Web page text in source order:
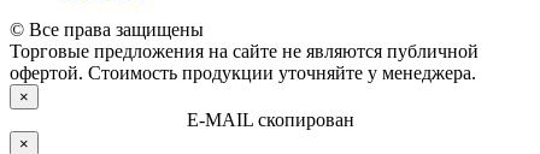
© Все права защищены
Торговые предложения на сайте не являются публичной
офертой. Стоимость продукции уточняйте у менеджера.
×
E-MAIL скопирован
×